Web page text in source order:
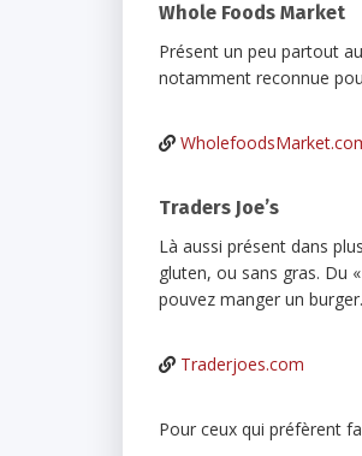
Whole Foods Market
Présent un peu partout
notamment reconnue
Traders Joe’s
Là aussi présent dans
gluten, ou sans gras. Du
pouvez manger un burger.
Traderjoes.com
Pour ceux qui préfèrent